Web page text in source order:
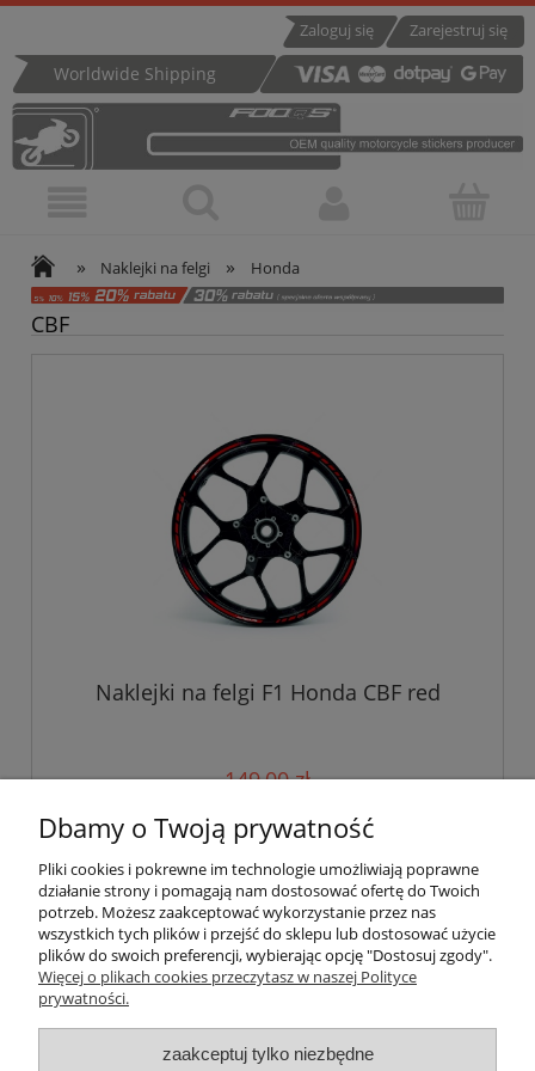
Zarejestruj się
Zaloguj się
Worldwide Shipping
» Naklejki na felgi » Honda
CBF
Naklejki na felgi F1 Honda CBF red
149,00 zł
do koszyka
Pomoc
Płatności i dostawa
Dbamy o Twoją prywatność
Pliki cookies i pokrewne im technologie umożliwiają poprawne
działanie strony i pomagają nam dostosować ofertę do Twoich
potrzeb. Możesz zaakceptować wykorzystanie przez nas
wszystkich tych plików i przejść do sklepu lub dostosować użycie
plików do swoich preferencji, wybierając opcję "Dostosuj zgody".
Więcej o plikach cookies przeczytasz w naszej Polityce
prywatności.
zaakceptuj tylko niezbędne